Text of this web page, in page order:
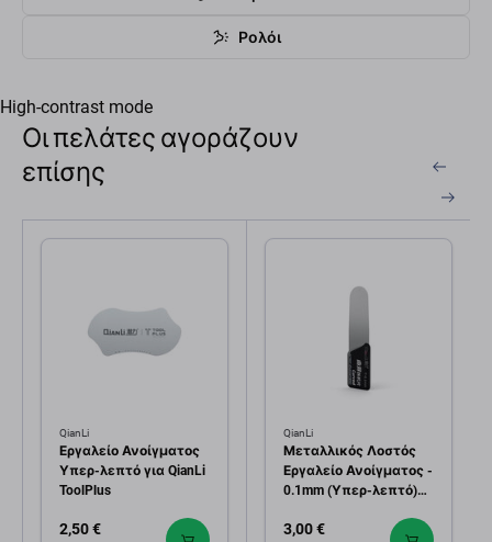
Ρολόι
High-contrast mode
Οι πελάτες αγοράζουν
επίσης
QianLi
Εργαλείο Ανοίγματος
Υπερ-λεπτό για QianLi
ToolPlus
2,50 €
QianLi
Μεταλλικός Λοστός
Εργαλείο Ανοίγματος -
0.1mm (Υπερ-λεπτό)
3,00 €